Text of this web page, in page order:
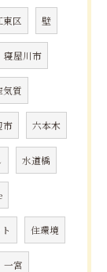
東区 壁
寝屋川市
気質
市 六本木
水道橋
住環境
一宮